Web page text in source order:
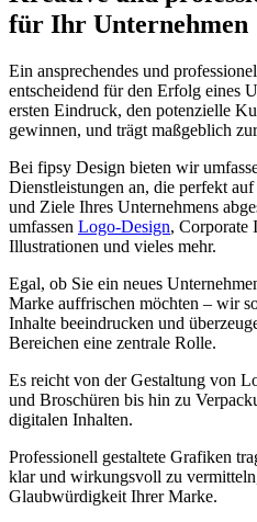
für Ihr Unternehmen
Ein ansprechendes und
entscheidend für den Erfolg eines
ersten Eindruck, den potenzielle
gewinnen, und trägt maßgeblich
Bei fipsy Design bieten wir
Dienstleistungen an, die perfekt
und Ziele Ihres Unternehmens
umfassen Logo-Design, Corporate
Illustrationen und vieles mehr.
Egal, ob Sie ein neues
Marke auffrischen möchten – wir
Inhalte beeindrucken und
Bereichen eine zentrale Rolle.
Es reicht von der Gestaltung von
und Broschüren bis hin zu
digitalen Inhalten.
Professionell gestaltete Grafiken
klar und wirkungsvoll zu
Glaubwürdigkeit Ihrer Marke.